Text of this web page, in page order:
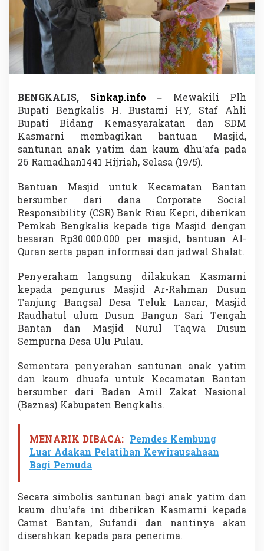
a
g
a
m
a
e
m
a
b
B
e
g
k
a
l
i
s
S
a
h
k
a
n
B
u
a
n
e
n
u
s
M
a
BENGKALIS, Sinkap.info – Mewakili Plh
Bupati Bengkalis H. Bustami HY, Staf Ahli
Bupati Bidang Kemasyarakatan dan SDM
Kasmarni membagikan bantuan Masjid,
santunan anak yatim dan kaum dhu’afa pada
26 Ramadhan1441 Hijriah, Selasa (19/5).
Bantuan Masjid untuk Kecamatan Bantan
bersumber dari dana Corporate Social
Responsibility (CSR) Bank Riau Kepri, diberikan
Pemkab Bengkalis kepada tiga Masjid dengan
besaran Rp30.000.000 per masjid, bantuan Al-
Quran serta papan informasi dan jadwal Shalat.
Penyeraham langsung dilakukan Kasmarni
kepada pengurus Masjid Ar-Rahman Dusun
Tanjung Bangsal Desa Teluk Lancar, Masjid
Raudhatul ulum Dusun Bangun Sari Tengah
Bantan dan Masjid Nurul Taqwa Dusun
Sempurna Desa Ulu Pulau.
Sementara penyerahan santunan anak yatim
dan kaum dhuafa untuk Kecamatan Bantan
bersumber dari Badan Amil Zakat Nasional
(Baznas) Kabupaten Bengkalis.
MENARIK DIBACA: Pemdes Kembung
Luar Adakan Pelatihan Kewirausahaan
Bagi Pemuda
Secara simbolis santunan bagi anak yatim dan
kaum dhu’afa ini diberikan Kasmarni kepada
Camat Bantan, Sufandi dan nantinya akan
diserahkan kepada para penerima.